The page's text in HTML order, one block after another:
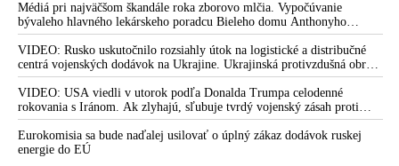
Médiá pri najväčšom škandále roka zborovo mlčia. Vypočúvanie
bývaleho hlavného lekárskeho poradcu Bieleho domu Anthonyho
Fauciho pred výborom amerického Senátu väčšina médií ignorovala
VIDEO: Rusko uskutočnilo rozsiahly útok na logistické a distribučné
centrá vojenských dodávok na Ukrajine. Ukrajinská protivzdušná obrana
nedokázala počas ničivého nočného útoku na Kyjev a jeho okolie
zachytiť ani jednu ruskú raketu
VIDEO: USA viedli v utorok podľa Donalda Trumpa celodenné
rokovania s Iránom. Ak zlyhajú, sľubuje tvrdý vojenský zásah proti
Teheránu
Eurokomisia sa bude naďalej usilovať o úplný zákaz dodávok ruskej
energie do EÚ